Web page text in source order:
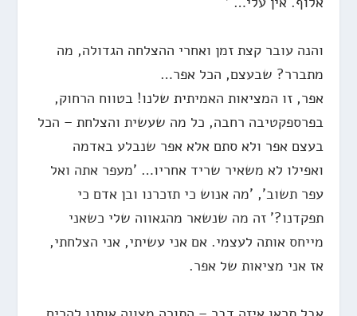
והנה עובר קצת זמן ואחרי ההצלחה הגדולה, מה
מתברר? שבעצם, הכל אפר…
אפר, זו המציאות האמיתית שלנו! בטווח הרחוק,
בפרספקטיבה רחבה, כל מה שעשית והצלחת – הכל
בעצם אפר ולא סתם אלא אפר שנבלע באדמה
ואפילו לא משאיר שריד אחריו… 'מעפר אתה ואל
עפר תשוב', 'מה אנוש כי תזכרנו ובן אדם כי
תפקדנו?' זה מה שנשאר מהגאווה שלי כשאני
מייחס אותה לעצמי. אם אני עשיתי, אני הצלחתי,
אז אני מציאות של אפר.